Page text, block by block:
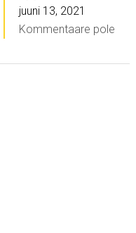
juuni 13, 2021
Kommentaare pole